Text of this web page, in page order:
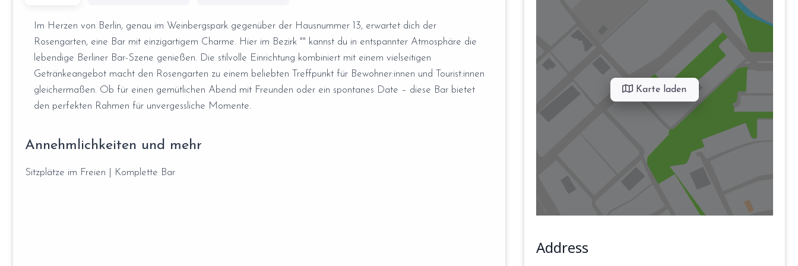
Im Herzen von Berlin, genau im Weinbergspark gegenüber der Hausnummer 13, erwartet dich der
Rosengarten, eine Bar mit einzigartigem Charme. Hier im Bezirk "" kannst du in entspannter Atmosphäre die
lebendige Berliner Bar-Szene genießen. Die stilvolle Einrichtung kombiniert mit einem vielseitigen
Getränkeangebot macht den Rosengarten zu einem beliebten Treffpunkt für Bewohner:innen und Tourist:innen
gleichermaßen. Ob für einen gemütlichen Abend mit Freunden oder ein spontanes Date – diese Bar bietet
den perfekten Rahmen für unvergessliche Momente.
Annehmlichkeiten und mehr
Sitzplätze im Freien | Komplette Bar
Karte laden
Address